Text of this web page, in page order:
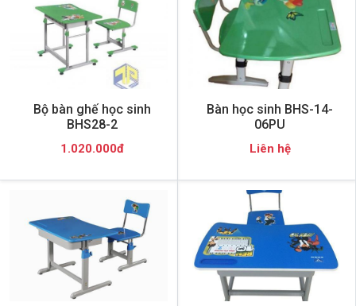
Bộ bàn ghế học sinh
BHS28-2
1.020.000đ
Bàn học sinh BHS-14-
06PU
Liên hệ